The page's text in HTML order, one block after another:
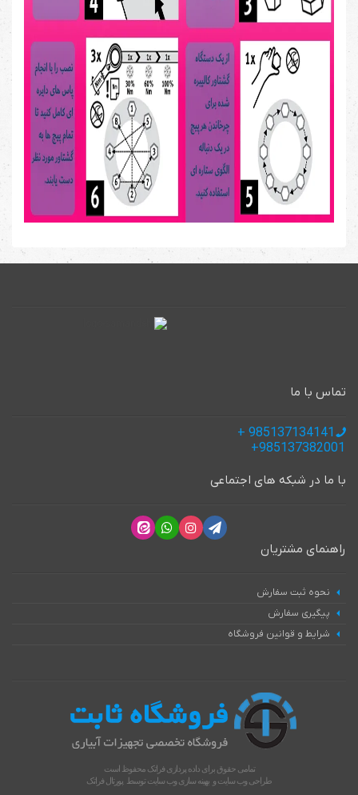
تماس با ما
با ما در شبکه های اجتماعی
راهنمای مشتریان
نحوه ثبت سفارش
پیگیری سفارش
شرایط و قوانین فروشگاه
تمامی حقوق برای داده پردازی فراتک محفوظ است
طراحی وب سایت و بهینه سازی وب سایتتوسط پورتال فراتک